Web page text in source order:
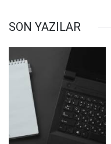
SON YAZILAR